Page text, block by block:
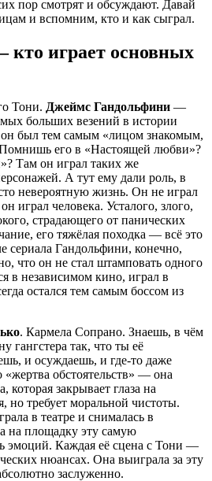
пор смотрят и обсуждают. Давай
и вспомним, кто и как сыграл.
играет основных
Тони. Джеймс Гандольфини —
больших везений в истории
был тем самым «лицом знакомым,
его в «Настоящей любви»?
Там он играл таких же
А тут ему дали роль, в
невероятную жизнь. Он не играл
играл человека. Усталого, злого,
страдающего от панических
его тяжёлая походка — всё это
Гандольфини, конечно,
что он не стал штамповать одного
в независимом кино, играл в
остался тем самым боссом из
. Кармела Сопрано. Знаешь, в чём
гангстера так, что ты её
и осуждаешь, и где-то даже
обстоятельств» — она
которая закрывает глаза на
но требует моральной чистоты.
в театре и снималась в
на площадку эту самую
эмоций. Каждая её сцена с Тони —
нюансах. Она выиграла за эту
заслуженно.